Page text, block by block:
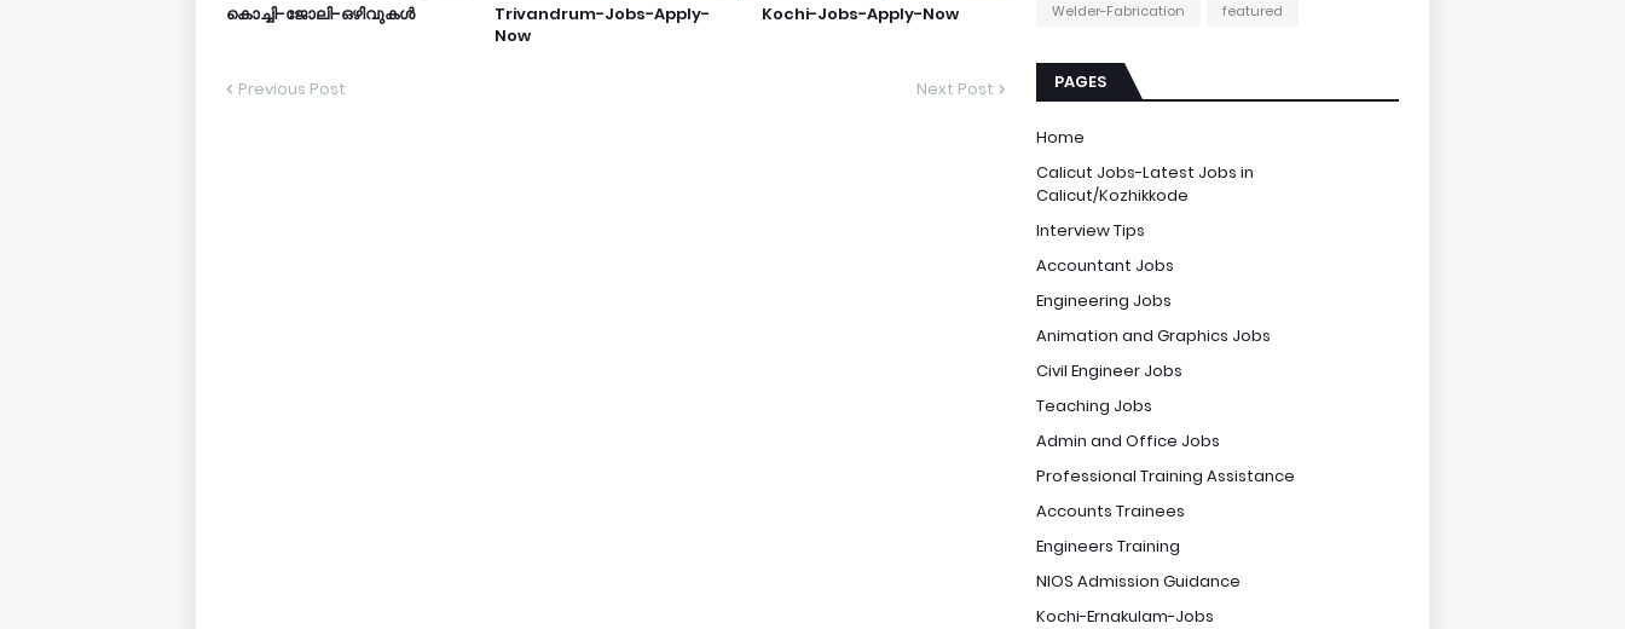
കൊച്ചി-ജോലി-ഒഴിവുകൾ
Trivandrum-Jobs-Apply-
Now
Kochi-Jobs-Apply-Now
Previous Post Next Post
Welder-Fabrication
featured
PAGES
Home
Calicut Jobs-Latest Jobs in
Calicut/Kozhikkode
Interview Tips
Accountant Jobs
Engineering Jobs
Animation and Graphics Jobs
Civil Engineer Jobs
Teaching Jobs
Admin and Office Jobs
Professional Training Assistance
Accounts Trainees
Engineers Training
NIOS Admission Guidance
Kochi-Ernakulam-Jobs